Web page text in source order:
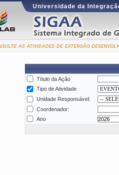
Universidade da
as atividades de extensão
Título da Ação
Tipo de Atividade
Unidade Responsável:
Coordenador:
Ano